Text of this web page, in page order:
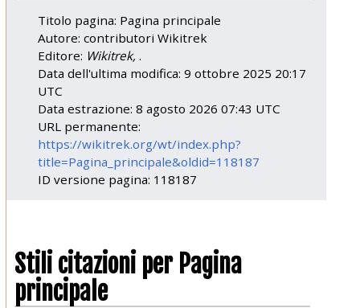
Titolo pagina: Pagina principale
Autore: contributori Wikitrek
Editore: Wikitrek,.
Data dell'ultima modifica: 9 ottobre 2025 20:17
UTC
Data estrazione: 8 agosto 2026 07:43 UTC
URL permanente:
https://wikitrek.org/wt/index.php?
title=Pagina_principale&oldid=118187
ID versione pagina: 118187
Stili citazioni per Pagina
principale